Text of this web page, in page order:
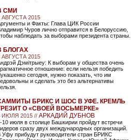
СМИ
АВГУСТА 2015
и Факты: Глава ЦИК России
Чуров лично отправится в Белоруссию,
наблюдать за выборами президента страны.
БЛОГАХ
АВГУСТА 2015
Дэмiтрыеу: К выборам у общества очень
отношение: если нельзя победить
сегодня, нужно показать, что им
и сделать это без альтернативы
БРИКС И ШОС В УФЕ. КРЕМЛЬ
О «СВОЕЙ ВОСЬМЕРКЕ»
ИЮЛЯ 2015 // АРКАДИЙ ДУБНОВ
10 июля в столице Башкирии пройдут встречи
сразу двух международных организаций.
Уфу прибудут руководители стран БРИКС